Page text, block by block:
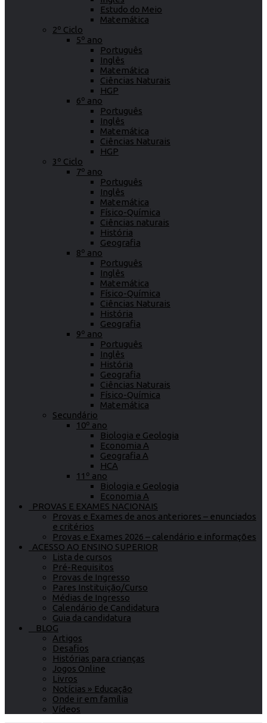
Estudo do Meio
Matemática
2º Ciclo
5º ano
Português
Inglês
Matemática
Ciências Naturais
HGP
6º ano
Português
Inglês
Matemática
Ciências Naturais
HGP
3º Ciclo
7º ano
Português
Inglês
Matemática
Físico-Química
Ciências naturais
História
Geografia
8º ano
Português
Inglês
Matemática
Físico-Química
Ciências Naturais
História
Geografia
9º ano
Português
Inglês
História
Geografia
Ciências Naturais
Físico-Química
Matemática
Secundário
10º ano
Biologia e Geologia
Economia A
Geografia A
HCA
11º ano
Biologia e Geologia
Economia A
PROVAS E EXAMES NACIONAIS
Provas e Exames de anos anteriores – enunciados
e critérios
Provas e Exames 2026 – calendário e informações
ACESSO AO ENSINO SUPERIOR
Lista de cursos
Pré-Requisitos
Provas de Ingresso
Pares Instituição/Curso
Médias de Ingresso
Calendário de Candidatura
Guia da candidatura
BLOG
Artigos
Desafios
Histórias para crianças
Jogos Online
Livros
Notícias » Educação
Onde ir em família
Vídeos